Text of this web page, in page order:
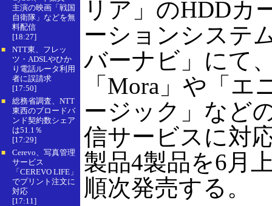
主演の映画「戦国
自衛隊」などを無
料配信
[18:27]
■
NTT東、フレッ
ツ・ADSLやひか
り電話ルータ利用
者に誤請求
[17:50]
■
総務省調査、NTT
東西のブロードバ
ンド契約数シェア
は51.1％
[17:29]
■
Cerevo、写真管理
サービス
「CEREVO LIFE」
でプリント注文に
対応
[17:11]
リア」のHDDカ
ーションシステ
バーナビ」にて
「Mora」や「エ
ージック」など
信サービスに対
製品4製品を6月
順次発売する。